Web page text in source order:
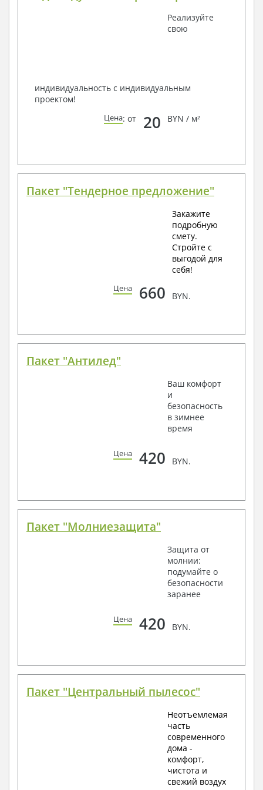
Получить профессиональную консультацию у
наших специалистов, Вы можете любым
Реализуйте
свою
индивидуальность с индивидуальным
проектом!
Цена: от 20 BYN / м²
Пакет "Тендерное предложение"
Закажите
подробную
смету.
Стройте с
выгодой для
себя!
Цена 660 BYN.
Пакет "Антилед"
Ваш комфорт
и
безопасность
в зимнее
время
Цена 420 BYN.
Пакет "Молниезащита"
Защита от
молнии:
подумайте о
безопасности
заранее
Цена 420 BYN.
Пакет "Центральный пылесос"
Неотъемлемая
часть
современного
дома -
комфорт,
чистота и
свежий воздух